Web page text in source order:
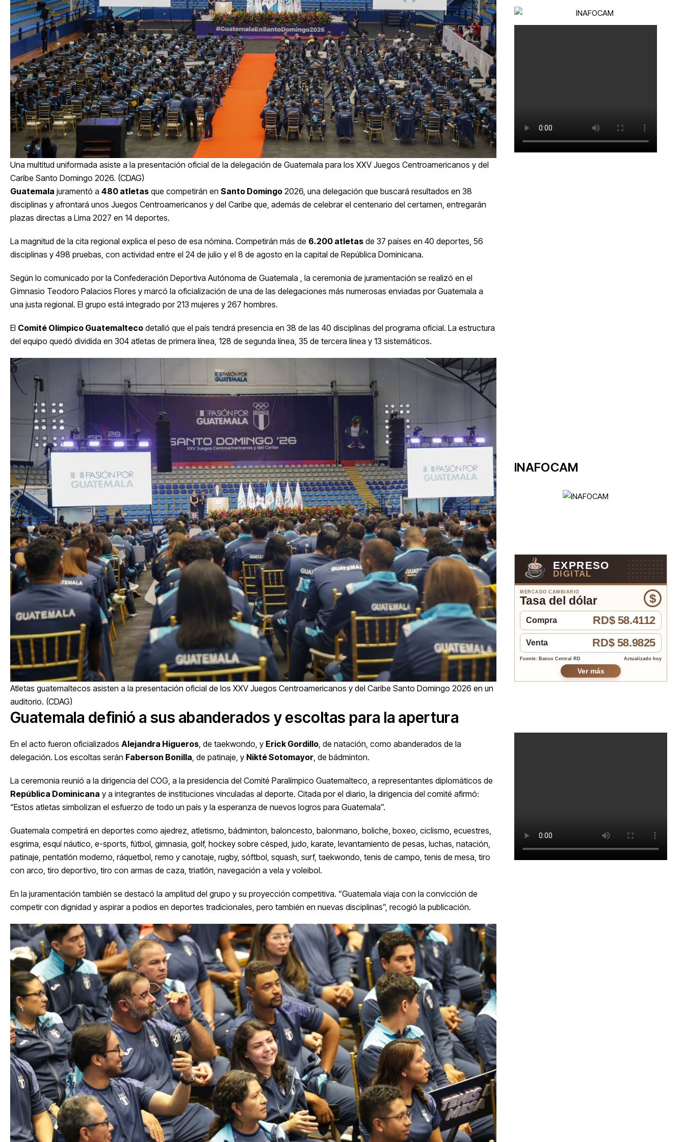
Una multitud uniformada asiste a la presentación oficial de la delegación de Guatemala para los XXV Juegos Centroamericanos y del
Caribe Santo Domingo 2026. (CDAG)
Guatemala juramentó a 480 atletas que competirán en Santo Domingo 2026, una delegación que buscará resultados en 38
disciplinas y afrontará unos Juegos Centroamericanos y del Caribe que, además de celebrar el centenario del certamen, entregarán
plazas directas a Lima 2027 en 14 deportes.
La magnitud de la cita regional explica el peso de esa nómina. Competirán más de 6.200 atletas de 37 países en 40 deportes, 56
disciplinas y 498 pruebas, con actividad entre el 24 de julio y el 8 de agosto en la capital de República Dominicana.
Según lo comunicado por la Confederación Deportiva Autónoma de Guatemala , la ceremonia de juramentación se realizó en el
Gimnasio Teodoro Palacios Flores y marcó la oficialización de una de las delegaciones más numerosas enviadas por Guatemala a
una justa regional. El grupo está integrado por 213 mujeres y 267 hombres.
El Comité Olímpico Guatemalteco detalló que el país tendrá presencia en 38 de las 40 disciplinas del programa oficial. La estructura
del equipo quedó dividida en 304 atletas de primera línea, 128 de segunda línea, 35 de tercera línea y 13 sistemáticos.
Atletas guatemaltecos asisten a la presentación oficial de los XXV Juegos Centroamericanos y del Caribe Santo Domingo 2026 en un
auditorio. (CDAG)
Guatemala definió a sus abanderados y escoltas para la apertura
En el acto fueron oficializados Alejandra Higueros, de taekwondo, y Erick Gordillo, de natación, como abanderados de la
delegación. Los escoltas serán Faberson Bonilla, de patinaje, y Nikté Sotomayor, de bádminton.
La ceremonia reunió a la dirigencia del COG, a la presidencia del Comité Paralímpico Guatemalteco, a representantes diplomáticos de
República Dominicana y a integrantes de instituciones vinculadas al deporte. Citada por el diario, la dirigencia del comité afirmó:
“Estos atletas simbolizan el esfuerzo de todo un país y la esperanza de nuevos logros para Guatemala”.
Guatemala competirá en deportes como ajedrez, atletismo, bádminton, baloncesto, balonmano, boliche, boxeo, ciclismo, ecuestres,
esgrima, esquí náutico, e-sports, fútbol, gimnasia, golf, hockey sobre césped, judo, karate, levantamiento de pesas, luchas, natación,
patinaje, pentatlón moderno, ráquetbol, remo y canotaje, rugby, sóftbol, squash, surf, taekwondo, tenis de campo, tenis de mesa, tiro
con arco, tiro deportivo, tiro con armas de caza, triatlón, navegación a vela y voleibol.
En la juramentación también se destacó la amplitud del grupo y su proyección competitiva. “Guatemala viaja con la convicción de
competir con dignidad y aspirar a podios en deportes tradicionales, pero también en nuevas disciplinas”, recogió la publicación.
INAFOCAM
EXPRESO
DIGITAL
MERCADO CAMBIARIO
Tasa del dólar $
Compra RD$ 58.4112
Venta RD$ 58.9825
Fuente: Banco Central RD Actualizado hoy
Ver más